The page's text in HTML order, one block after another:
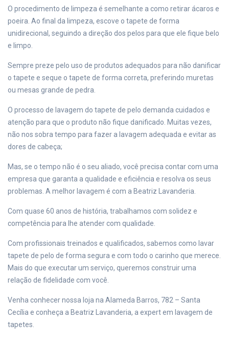
O procedimento de limpeza é semelhante a como retirar ácaros e
poeira. Ao final da limpeza, escove o tapete de forma
unidirecional, seguindo a direção dos pelos para que ele fique belo
e limpo.
Sempre preze pelo uso de produtos adequados para não danificar
o tapete e seque o tapete de forma correta, preferindo muretas
ou mesas grande de pedra.
O processo de lavagem do tapete de pelo demanda cuidados e
atenção para que o produto não fique danificado. Muitas vezes,
não nos sobra tempo para fazer a lavagem adequada e evitar as
dores de cabeça;
Mas, se o tempo não é o seu aliado, você precisa contar com uma
empresa que garanta a qualidade e eficiência e resolva os seus
problemas. A melhor lavagem é com a Beatriz Lavanderia.
Com quase 60 anos de história, trabalhamos com solidez e
competência para lhe atender com qualidade.
Com profissionais treinados e qualificados, sabemos como lavar
tapete de pelo de forma segura e com todo o carinho que merece.
Mais do que executar um serviço, queremos construir uma
relação de fidelidade com você.
Venha conhecer nossa loja na Alameda Barros, 782 – Santa
Cecília e conheça a Beatriz Lavanderia, a expert em lavagem de
tapetes.